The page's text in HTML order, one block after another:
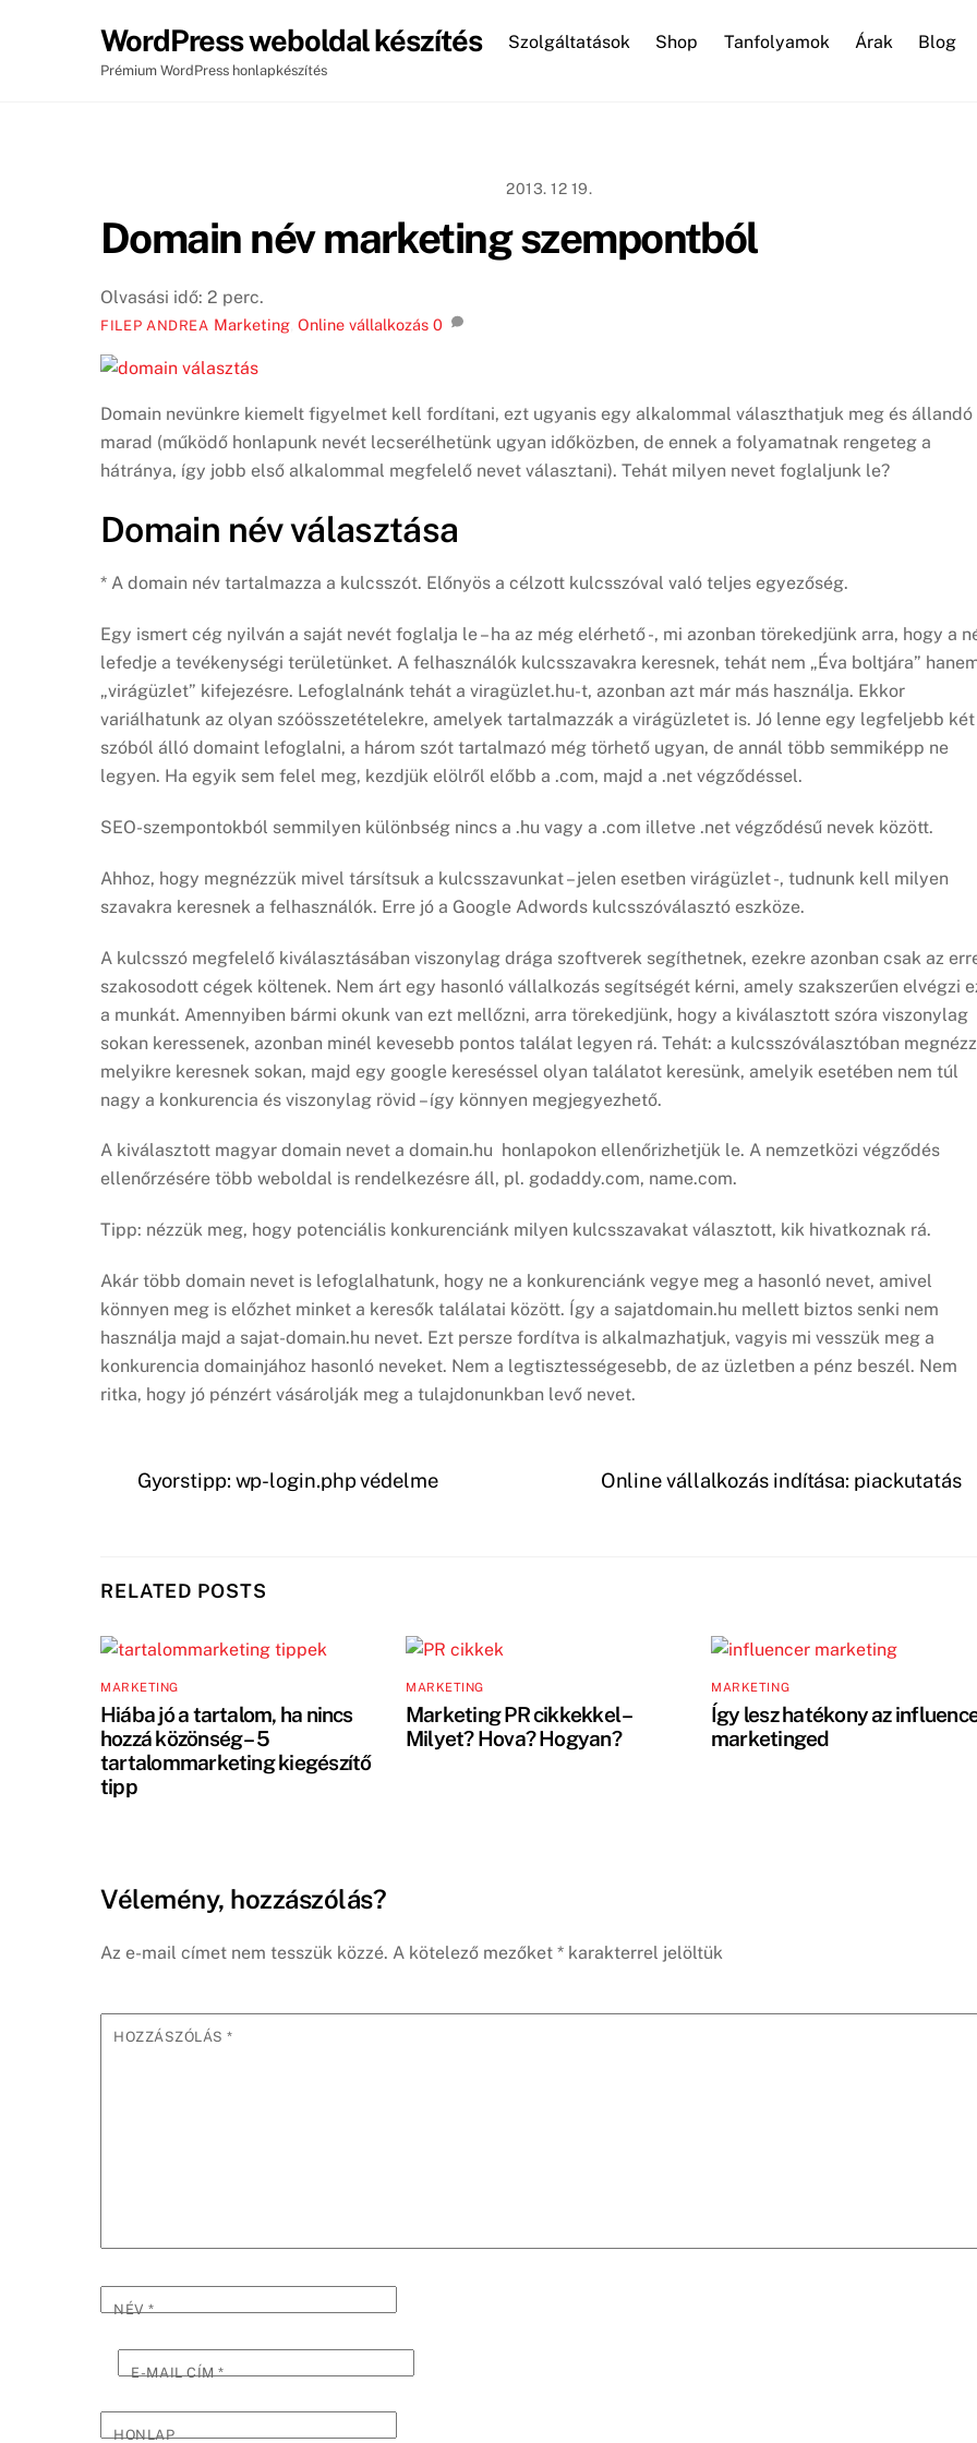
WordPress weboldal készítés
Prémium WordPress honlapkészítés
Szolgáltatások Shop Tanfolyamok Árak Blog
2013. 12 19.
Domain név marketing szempontból
Olvasási idő: 2 perc.
FILEP ANDREA Marketing, Online vállalkozás 0
Domain nevünkre kiemelt figyelmet kell fordítani, ezt ugyanis egy alkalommal választhatjuk meg és állandó
marad (működő honlapunk nevét lecserélhetünk ugyan időközben, de ennek a folyamatnak rengeteg a
hátránya, így jobb első alkalommal megfelelő nevet választani). Tehát milyen nevet foglaljunk le?
Domain név választása
* A domain név tartalmazza a kulcsszót. Előnyös a célzott kulcsszóval való teljes egyezőség.
Egy ismert cég nyilván a saját nevét foglalja le – ha az még elérhető -, mi azonban törekedjünk arra, hogy a
lefedje a tevékenységi területünket. A felhasználók kulcsszavakra keresnek, tehát nem „Éva boltjára”
„virágüzlet” kifejezésre. Lefoglalnánk tehát a viragüzlet.hu-t, azonban azt már más használja. Ekkor
variálhatunk az olyan szóösszetételekre, amelyek tartalmazzák a virágüzletet is. Jó lenne egy legfeljebb két
szóból álló domaint lefoglalni, a három szót tartalmazó még törhető ugyan, de annál több semmiképp ne
legyen. Ha egyik sem felel meg, kezdjük elölről előbb a .com, majd a .net végződéssel.
SEO-szempontokból semmilyen különbség nincs a .hu vagy a .com illetve .net végződésű nevek között.
Ahhoz, hogy megnézzük mivel társítsuk a kulcsszavunkat – jelen esetben virágüzlet -, tudnunk kell milyen
szavakra keresnek a felhasználók. Erre jó a Google Adwords kulcsszóválasztó eszköze.
A kulcsszó megfelelő kiválasztásában viszonylag drága szoftverek segíthetnek, ezekre azonban csak az
szakosodott cégek költenek. Nem árt egy hasonló vállalkozás segítségét kérni, amely szakszerűen elvégzi
a munkát. Amennyiben bármi okunk van ezt mellőzni, arra törekedjünk, hogy a kiválasztott szóra viszonylag
sokan keressenek, azonban minél kevesebb pontos találat legyen rá. Tehát: a kulcsszóválasztóban
melyikre keresnek sokan, majd egy google kereséssel olyan találatot keresünk, amelyik esetében nem túl
nagy a konkurencia és viszonylag rövid – így könnyen megjegyezhető.
A kiválasztott magyar domain nevet a domain.hu honlapokon ellenőrizhetjük le. A nemzetközi végződés
ellenőrzésére több weboldal is rendelkezésre áll, pl. godaddy.com, name.com.
Tipp: nézzük meg, hogy potenciális konkurenciánk milyen kulcsszavakat választott, kik hivatkoznak rá.
Akár több domain nevet is lefoglalhatunk, hogy ne a konkurenciánk vegye meg a hasonló nevet, amivel
könnyen meg is előzhet minket a keresők találatai között. Így a sajatdomain.hu mellett biztos senki nem
használja majd a sajat-domain.hu nevet. Ezt persze fordítva is alkalmazhatjuk, vagyis mi vesszük meg a
konkurencia domainjához hasonló neveket. Nem a legtisztességesebb, de az üzletben a pénz beszél. Nem
ritka, hogy jó pénzért vásárolják meg a tulajdonunkban levő nevet.
Gyorstipp: wp-login.php védelme Online vállalkozás indítása: piackutatás
RELATED POSTS
MARKETING
Hiába jó a tartalom, ha nincs
hozzá közönség – 5
tartalommarketing kiegészítő
tipp
MARKETING
Marketing PR cikkekkel –
Milyet? Hova? Hogyan?
MARKETING
Így lesz hatékony az
marketinged
Vélemény, hozzászólás?
Az e-mail címet nem tesszük közzé. A kötelező mezőket * karakterrel jelöltük
HOZZÁSZÓLÁS*
NÉV*
E-MAIL CÍM*
HONLAP